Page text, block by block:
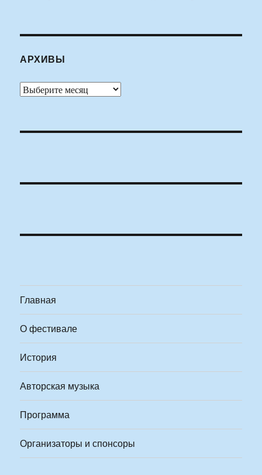
АРХИВЫ
Архивы
Главная
О фестивале
История
Авторская музыка
Программа
Организаторы и спонсоры